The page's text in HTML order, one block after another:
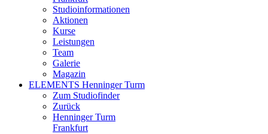
Studioinformationen
Aktionen
Kurse
Leistungen
Team
Galerie
Magazin
ELEMENTS Henninger Turm
Zum Studiofinder
Zurück
Henninger Turm
Frankfurt